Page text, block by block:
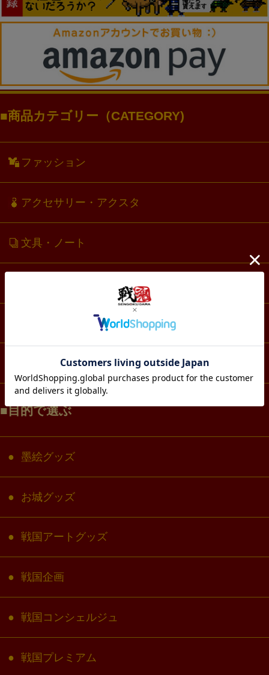
商品カテゴリー（CATEGORY)
ファッション
アクセサリー・アクスタ
文具・ノート
コラボ・キャラクター
目的で選ぶ
墨絵グッズ
お城グッズ
戦国アートグッズ
戦国企画
戦国コンシェルジュ
戦国プレミアム